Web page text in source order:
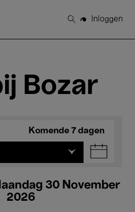
Zoeken
Inloggen
Bozar
Komende 7 dagen
30 November
2026